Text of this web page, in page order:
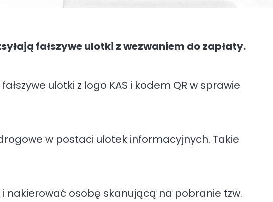
fałszywe ulotki z wezwaniem do zapłaty.
ulotki z logo KAS i kodem QR w sprawie
w postaci ulotek informacyjnych. Takie
i nakierować osobę skanującą na pobranie tzw.